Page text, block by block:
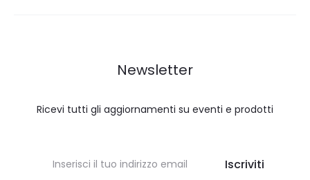
Newsletter
Ricevi tutti gli aggiornamenti su eventi e prodotti